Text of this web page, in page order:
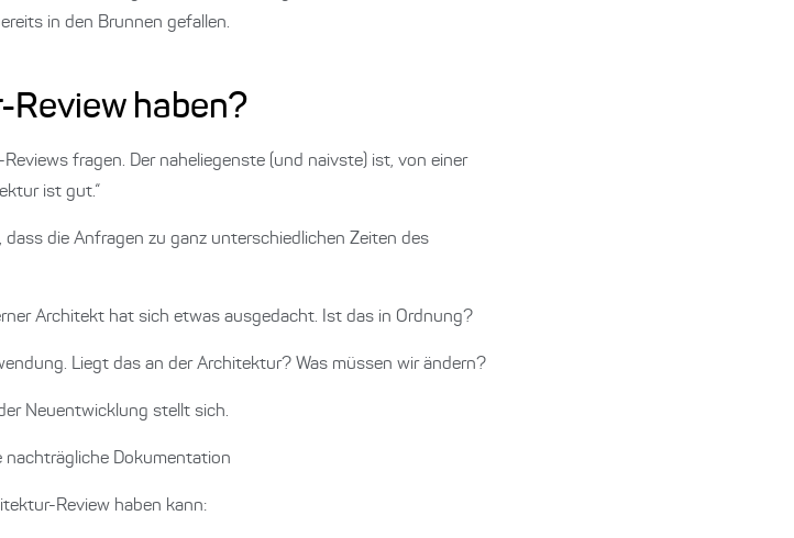
in den Brunnen gefallen.
Review haben?
fragen. Der naheliegenste (und naivste) ist, von einer
ist gut.“
die Anfragen zu ganz unterschiedlichen Zeiten des
Architekt hat sich etwas ausgedacht. Ist das in Ordnung?
Liegt das an der Architektur? Was müssen wir ändern?
Neuentwicklung stellt sich.
nachträgliche Dokumentation
Review haben kann: